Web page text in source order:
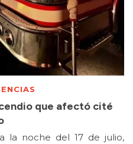
que afectó cité
la noche del 17 de julio,